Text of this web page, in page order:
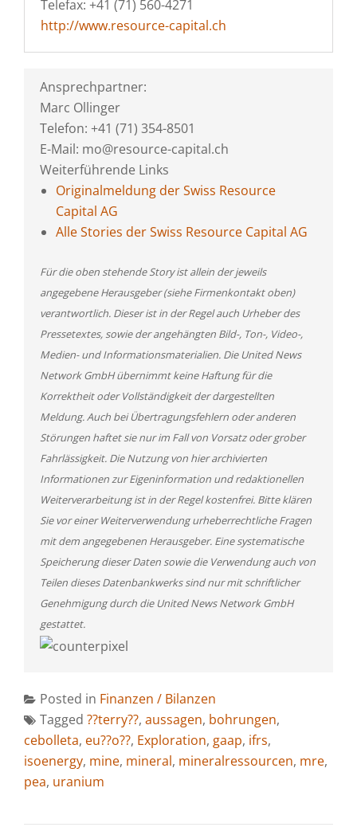
Telefax: +41 (71) 560-4271
http://www.resource-capital.ch
Ansprechpartner:
Marc Ollinger
Telefon: +41 (71) 354-8501
E-Mail: mo@resource-capital.ch
Weiterführende Links
Originalmeldung der Swiss Resource
Capital AG
Alle Stories der Swiss Resource Capital AG
Für die oben stehende Story ist allein der jeweils
angegebene Herausgeber (siehe Firmenkontakt oben)
verantwortlich. Dieser ist in der Regel auch Urheber des
Pressetextes, sowie der angehängten Bild-, Ton-, Video-,
Medien- und Informationsmaterialien. Die United News
Network GmbH übernimmt keine Haftung für die
Korrektheit oder Vollständigkeit der dargestellten
Meldung. Auch bei Übertragungsfehlern oder anderen
Störungen haftet sie nur im Fall von Vorsatz oder grober
Fahrlässigkeit. Die Nutzung von hier archivierten
Informationen zur Eigeninformation und redaktionellen
Weiterverarbeitung ist in der Regel kostenfrei. Bitte klären
Sie vor einer Weiterverwendung urheberrechtliche Fragen
mit dem angegebenen Herausgeber. Eine systematische
Speicherung dieser Daten sowie die Verwendung auch von
Teilen dieses Datenbankwerks sind nur mit schriftlicher
Genehmigung durch die United News Network GmbH
gestattet.
Posted in Finanzen / Bilanzen
Tagged ??terry??, aussagen, bohrungen,
cebolleta, eu??o??, Exploration, gaap, ifrs,
isoenergy, mine, mineral, mineralressourcen, mre,
pea, uranium